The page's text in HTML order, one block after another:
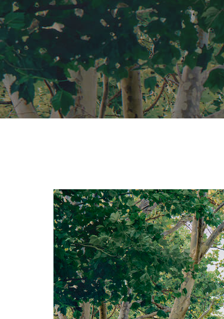
Hit enter to search or ESC to close